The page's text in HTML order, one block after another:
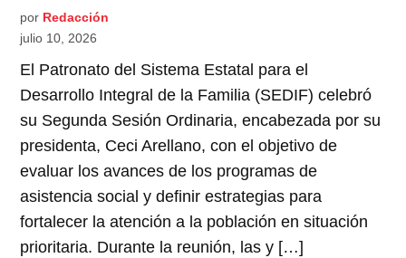
por Redacción
julio 10, 2026
El Patronato del Sistema Estatal para el
Desarrollo Integral de la Familia (SEDIF) celebró
su Segunda Sesión Ordinaria, encabezada por su
presidenta, Ceci Arellano, con el objetivo de
evaluar los avances de los programas de
asistencia social y definir estrategias para
fortalecer la atención a la población en situación
prioritaria. Durante la reunión, las y […]